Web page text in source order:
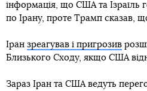
інформація, що США та Ізраїль
по Ірану, проте Трамп сказав,
Іран зреагував і пригрозив
Близького Сходу, якщо США
Зараз Іран та США ведуть